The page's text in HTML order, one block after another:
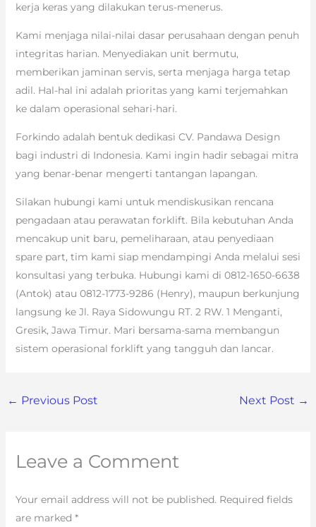
kerja keras yang dilakukan terus-menerus.
Kami menjaga nilai-nilai dasar perusahaan dengan penuh
integritas harian. Menyediakan unit bermutu,
memberikan jaminan servis, serta menjaga harga tetap
adil. Hal-hal ini adalah prioritas yang kami terjemahkan
ke dalam operasional sehari-hari.
Forkindo adalah bentuk dedikasi CV. Pandawa Design
bagi industri di Indonesia. Kami ingin hadir sebagai mitra
yang benar-benar mengerti tantangan lapangan.
Silakan hubungi kami untuk mendiskusikan rencana
pengadaan atau perawatan forklift. Bila kebutuhan Anda
mencakup unit baru, pemeliharaan, atau penyediaan
spare part, tim kami siap mendampingi Anda melalui sesi
konsultasi yang terbuka. Hubungi kami di 0812-1650-6638
(Antok) atau 0812-1773-9286 (Henry), maupun berkunjung
langsung ke Jl. Raya Sidowungu RT. 2 RW. 1 Menganti,
Gresik, Jawa Timur. Mari bersama-sama membangun
sistem operasional forklift yang tangguh dan lancar.
← Previous Post Next Post →
Leave a Comment
Your email address will not be published. Required fields
are marked *